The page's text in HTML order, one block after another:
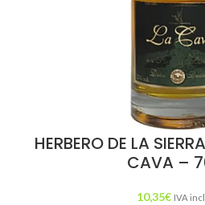
HERBERO DE LA
CAVA –
10,35€ IVA